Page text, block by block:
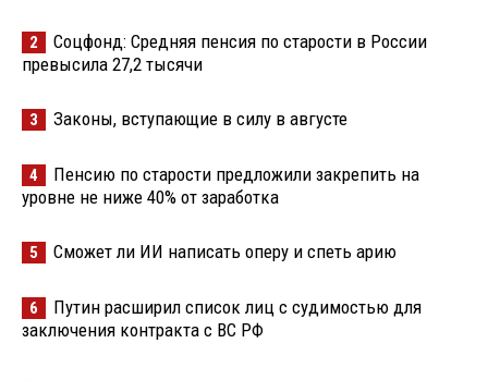
2
Соцфонд: Средняя пенсия по старости в России
превысила 27,2 тысячи
3 Законы, вступающие в силу в августе
4
Пенсию по старости предложили закрепить на
уровне не ниже 40% от заработка
5 Сможет ли ИИ написать оперу и спеть арию
6
Путин расширил список лиц с судимостью для
заключения контракта с ВС РФ